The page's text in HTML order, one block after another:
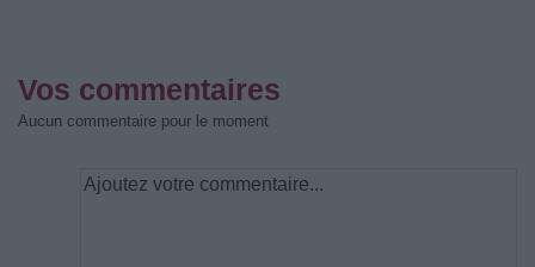
Vos commentaires
Aucun commentaire pour le moment